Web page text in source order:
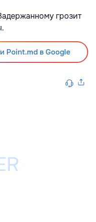
грозит
Point.md в Google